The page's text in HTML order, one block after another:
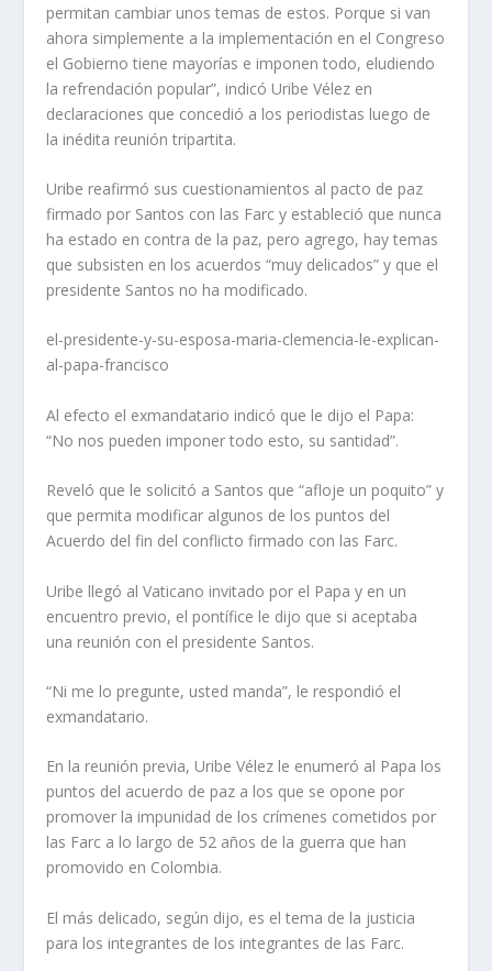
permitan cambiar unos temas de estos. Porque si van
ahora simplemente a la implementación en el Congreso
el Gobierno tiene mayorías e imponen todo, eludiendo
la refrendación popular”, indicó Uribe Vélez en
declaraciones que concedió a los periodistas luego de
la inédita reunión tripartita.
Uribe reafirmó sus cuestionamientos al pacto de paz
firmado por Santos con las Farc y estableció que nunca
ha estado en contra de la paz, pero agrego, hay temas
que subsisten en los acuerdos “muy delicados” y que el
presidente Santos no ha modificado.
el-presidente-y-su-esposa-maria-clemencia-le-explican-
al-papa-francisco
Al efecto el exmandatario indicó que le dijo el Papa:
“No nos pueden imponer todo esto, su santidad”.
Reveló que le solicitó a Santos que “afloje un poquito” y
que permita modificar algunos de los puntos del
Acuerdo del fin del conflicto firmado con las Farc.
Uribe llegó al Vaticano invitado por el Papa y en un
encuentro previo, el pontífice le dijo que si aceptaba
una reunión con el presidente Santos.
“Ni me lo pregunte, usted manda”, le respondió el
exmandatario.
En la reunión previa, Uribe Vélez le enumeró al Papa los
puntos del acuerdo de paz a los que se opone por
promover la impunidad de los crímenes cometidos por
las Farc a lo largo de 52 años de la guerra que han
promovido en Colombia.
El más delicado, según dijo, es el tema de la justicia
para los integrantes de los integrantes de las Farc.